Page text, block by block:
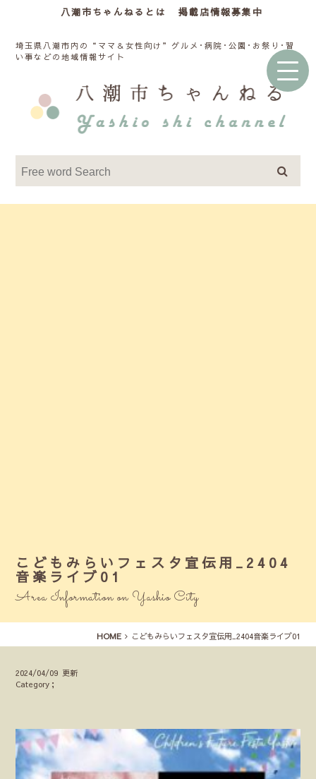
八潮市ちゃんねるとは 掲載店情報募集中
埼玉県八潮市内の“ママ＆女性向け”グルメ･病院･公園･お祭り･習
い事などの地域情報サイト
こどもみらいフェスタ宣伝用_2404
音楽ライブ01
Area Information on Yashio City
HOME こどもみらいフェスタ宣伝用_2404音楽ライブ01
2024/04/09 更新
Category；